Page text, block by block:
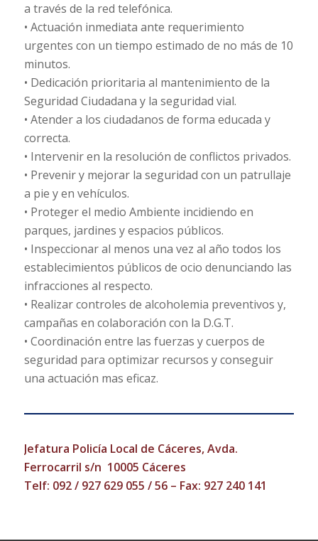
a través de la red telefónica.
• Actuación inmediata ante requerimiento
urgentes con un tiempo estimado de no más de 10
minutos.
• Dedicación prioritaria al mantenimiento de la
Seguridad Ciudadana y la seguridad vial.
• Atender a los ciudadanos de forma educada y
correcta.
• Intervenir en la resolución de conflictos privados.
• Prevenir y mejorar la seguridad con un patrullaje
a pie y en vehículos.
• Proteger el medio Ambiente incidiendo en
parques, jardines y espacios públicos.
• Inspeccionar al menos una vez al año todos los
establecimientos públicos de ocio denunciando las
infracciones al respecto.
• Realizar controles de alcoholemia preventivos y,
campañas en colaboración con la D.G.T.
• Coordinación entre las fuerzas y cuerpos de
seguridad para optimizar recursos y conseguir
una actuación mas eficaz.
Jefatura Policía Local de Cáceres, Avda.
Ferrocarril s/n 10005 Cáceres
Telf: 092/ 927 629 055 /56– Fax: 927 240 141